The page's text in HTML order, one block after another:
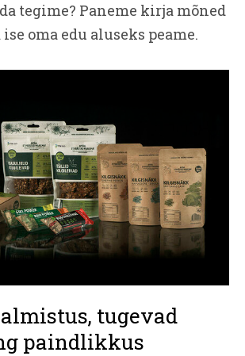
tegime? Paneme kirja mõned
oma edu aluseks peame.
tugevad
paindlikkus